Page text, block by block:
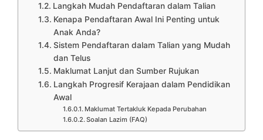
Langkah Mudah Pendaftaran dalam Talian
Kenapa Pendaftaran Awal Ini Penting untuk
Anak Anda?
Sistem Pendaftaran dalam Talian yang Mudah
dan Telus
Maklumat Lanjut dan Sumber Rujukan
Langkah Progresif Kerajaan dalam Pendidikan
Awal
Maklumat Tertakluk Kepada Perubahan
Soalan Lazim (FAQ)